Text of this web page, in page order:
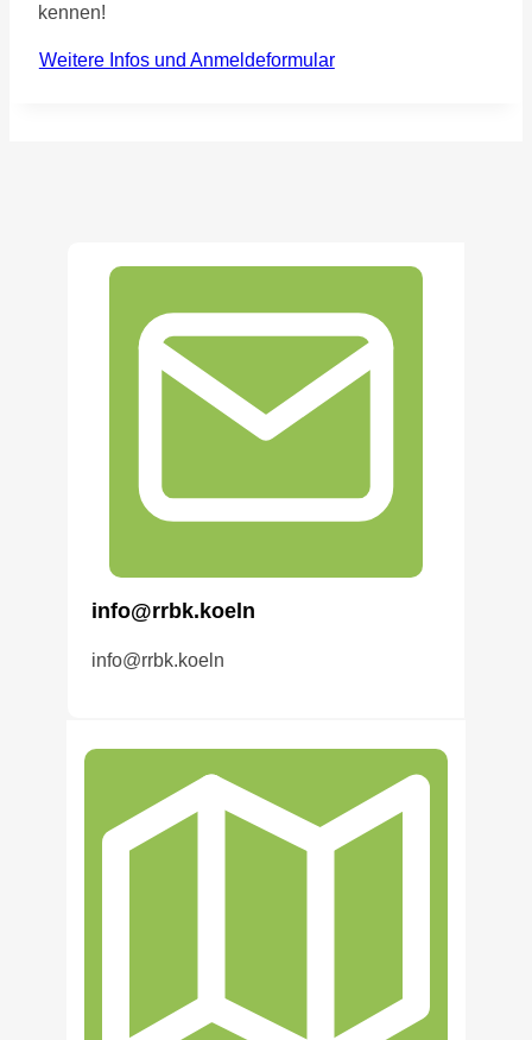
kennen!
Weitere Infos und Anmeldeformular
info@rrbk.koeln
info@rrbk.koeln